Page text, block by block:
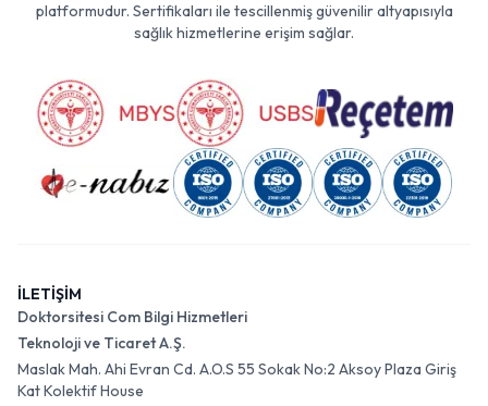
platformudur. Sertifikaları ile tescillenmiş güvenilir altyapısıyla
sağlık hizmetlerine erişim sağlar.
İLETİŞİM
Doktorsitesi Com Bilgi Hizmetleri
Teknoloji ve Ticaret A.Ş.
Maslak Mah. Ahi Evran Cd. A.O.S 55 Sokak No:2 Aksoy Plaza Giriş
Kat Kolektif House